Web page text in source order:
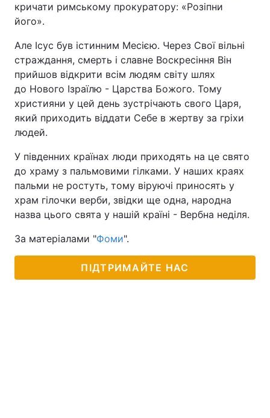
кричати римському прокуратору: «Розіпни
його».
Але Ісус був істинним Месією. Через Свої вільні
страждання, смерть і славне Воскресіння Він
прийшов відкрити всім людям світу шлях
до Нового Ізраїлю - Царства Божого. Тому
християни у цей день зустрічають свого Царя,
який приходить віддати Себе в жертву за гріхи
людей.
У південних країнах люди приходять на це свято
до храму з пальмовими гілками. У наших краях
пальми не ростуть, тому віруючі приносять у
храм гілочки верби, звідки ще одна, народна
назва цього свята у нашій країні - Вербна неділя.
За матеріалами "Фоми".
ПІДТРИМАЙТЕ НАС